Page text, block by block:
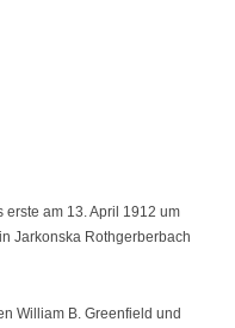
erste am 13. April 1912 um
Jarkonska Rothgerberbach
William B. Greenfield und